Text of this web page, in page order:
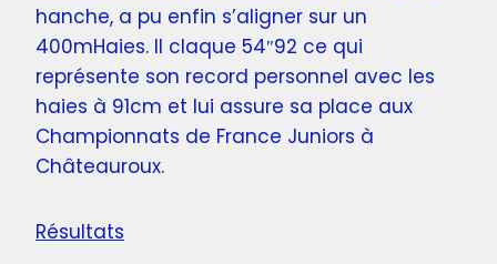
hanche, a pu enfin s’aligner sur un
400mHaies. Il claque 54″92 ce qui
représente son record personnel avec les
haies à 91cm et lui assure sa place aux
Championnats de France Juniors à
Châteauroux.
Résultats